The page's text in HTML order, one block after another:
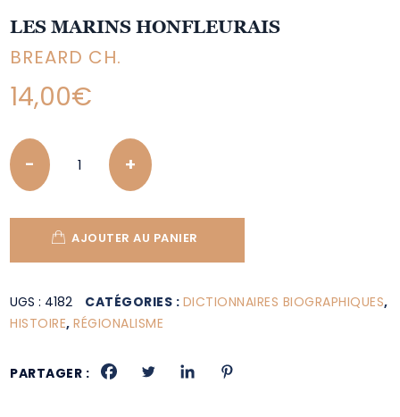
LES MARINS HONFLEURAIS
BREARD CH.
14,00€
Quantity
AJOUTER AU PANIER
UGS : 4182 CATÉGORIES : DICTIONNAIRES BIOGRAPHIQUES,
HISTOIRE,RÉGIONALISME
PARTAGER :